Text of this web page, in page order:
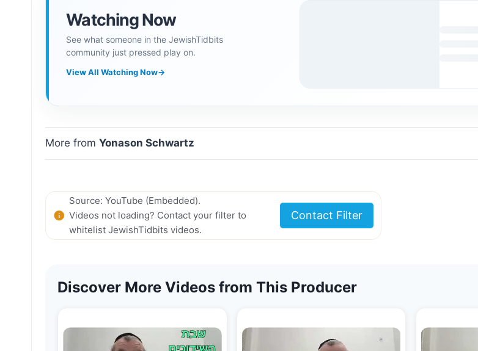
Watching Now
See what someone in the JewishTidbits
community just pressed play on.
View All Watching Now→
More fromYonason Schwartz
Source: YouTube (Embedded).
Videos not loading? Contact your filter to
whitelist JewishTidbits videos.
Contact Filter
Discover More Videos from This Producer